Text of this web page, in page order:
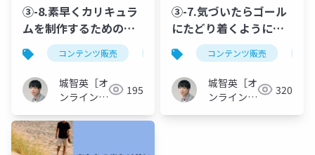
③-8.素早くカリキュラ
ムを制作するための順
番@受講生が満足しフ
ァン化するオンライン
講座カリキュラムの作
り方！アウトラインを
作り込む台本制作で
「話せない…」を無く
す
コンテンツ販売 オンライン講座 カリキュラム制作
城智英［オ
ンライン講
ター］
195
③-7.気づいたらゴール
にたどり着くように全
体設計する@受講生が
満足しファン化するオ
ンライン講座カリキュ
ラムの作り方！アウト
ラインを作り込む台本
コンテンツ販売
城智英［オ
ンライン講
320